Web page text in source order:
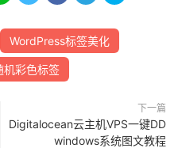
WordPress标签美化
机彩色标签
下一篇
Digitalocean云主机VPS一键DD
windows系统图文教程